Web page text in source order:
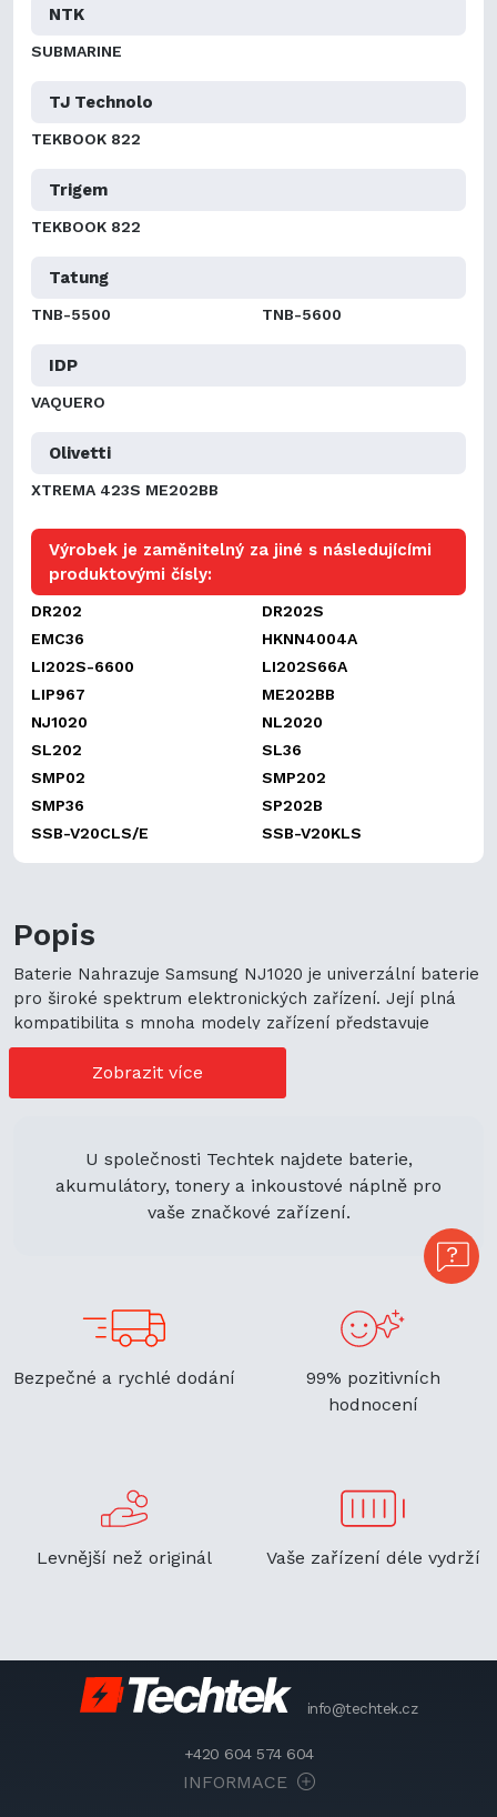
NTK
SUBMARINE
TJ Technolo
TEKBOOK 822
Trigem
TEKBOOK 822
Tatung
TNB-5500 TNB-5600
IDP
VAQUERO
Olivetti
XTREMA 423S ME202BB
Výrobek je zaměnitelný za jiné s následujícími
produktovými čísly:
DR202
DR202S
EMC36
HKNN4004A
LI202S-6600
LI202S66A
LIP967
ME202BB
NJ1020
NL2020
SL202
SL36
SMP02
SMP202
SMP36
SP202B
SSB-V20CLS/E
SSB-V20KLS
Popis
Baterie Nahrazuje Samsung NJ1020 je univerzální baterie
pro široké spektrum elektronických zařízení. Její plná
kompatibilita s mnoha modely zařízení představuje
cenově výhodné možnosti nákupu. Její univerzální použití
navíc podporuje ekologickou udržitelnost a zaručuje
flexibilitu.
Zobrazit více
U společnosti Techtek najdete baterie,
akumulátory, tonery a inkoustové náplně pro
vaše značkové zařízení.
Bezpečné a rychlé dodání
99% pozitivních
hodnocení
Levnější než originál Vaše zařízení déle vydrží
info@techtek.cz
+420 604 574 604
INFORMACE